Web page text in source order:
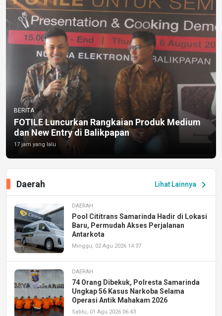
BERITA
FOTILE Luncurkan Rangkaian Produk Medium
dan New Entry di Balikpapan
17 jam yang lalu
Lihat Lainnya chevron_right
Daerah
DAERAH
Pool Cititrans Samarinda Hadir di Lokasi
Baru, Permudah Akses Perjalanan
Antarkota
Minggu, 02 Agu 2026 14:37
DAERAH
74 Orang Dibekuk, Polresta Samarinda
Ungkap 56 Kasus Narkoba Selama
Operasi Antik Mahakam 2026
Sabtu, 01 Agu 2026 06:43